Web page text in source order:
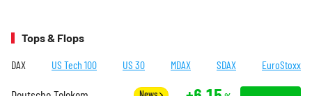
Tops & Flops
DAX US Tech 100 US 30 MDAX SDAX EuroStoxx